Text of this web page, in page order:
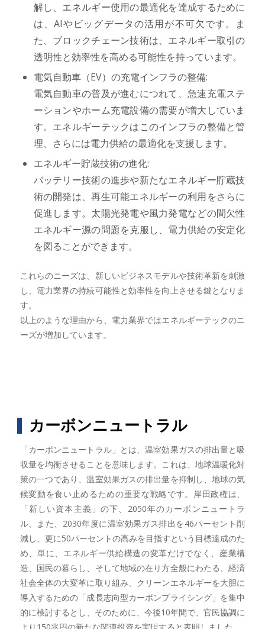
解し、エネルギー使用の最適化を達成するために
は、AIやビッグデータの活用が不可欠です。ま
た、ブロックチェーン技術は、エネルギー取引の
透明性と効率性を高める可能性を持っています。
電気自動車（EV）の充電インフラの整備:
電気自動車の普及が進むにつれて、急速充電ステ
ーションやホーム充電設備の需要が増大していま
す。エネルギーテックはこのインフラの整備と管
理、さらには電力供給の最適化を支援します。
エネルギー貯蔵技術の進化:
バッテリー技術の進歩や新たなエネルギー貯蔵技
術の開発は、再生可能エネルギーの利用をさらに
促進します。太陽光発電や風力発電などの間欠性
エネルギー源の問題を克服し、電力供給の安定化
を図ることができます。
これらのニーズは、新しいビジネスモデルや技術革新を刺激
し、電力業界の持続可能性と効率性を向上させる鍵となりま
す。
以上のような理由から、電力業界ではエネルギーテックのニ
ーズが増加しています。
カーボンニュートラル
「カーボンニュートラル」とは、温室効果ガスの排出量と吸
収量を均衡させることを意味します。これは、地球温暖化対
策の一つであり、温室効果ガスの排出量を抑制し、地球の気
候変動を食い止めるための重要な戦略です。岸田政権は、
「新しい資本主義」の下、2050年のカーボンニュートラ
ル、また、2030年度に温室効果ガス排出を46パーセント削
減し、更に50パーセントの高みを目指すという目標達成のた
め、単に、エネルギー供給構造の変革だけでなく、産業構
造、国民の暮らし、そして地域の在り方全般にわたる、経済
社会全体の大変革に取り組み、クリーンエネルギーを大胆に
導入するための「成長志向型カーボンプライシング」を集中
的に検討するとし、そのために、今後10年間で、官民協調に